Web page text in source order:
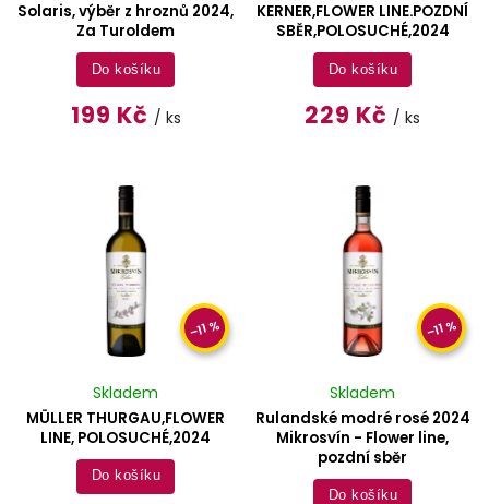
Solaris, výběr z hroznů 2024,
Za Turoldem
199 Kč / ks
Do košíku
KERNER,FLOWER LINE.POZDNÍ
SBĚR,POLOSUCHÉ,2024
229 Kč / ks
Do košíku
–11 %
MÜLLER THURGAU,FLOWER
LINE, POLOSUCHÉ,2024
Skladem
Do košíku
–11 %
Rulandské modré rosé 2024
Mikrosvín - Flower line,
pozdní sběr
Skladem
Do košíku